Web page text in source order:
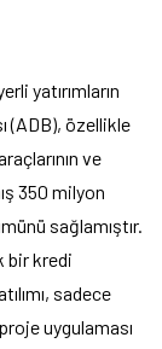
yatırımların
(ADB), özellikle
ve
350 milyon
sağlamıştır.
bir kredi
sadece
uygulaması